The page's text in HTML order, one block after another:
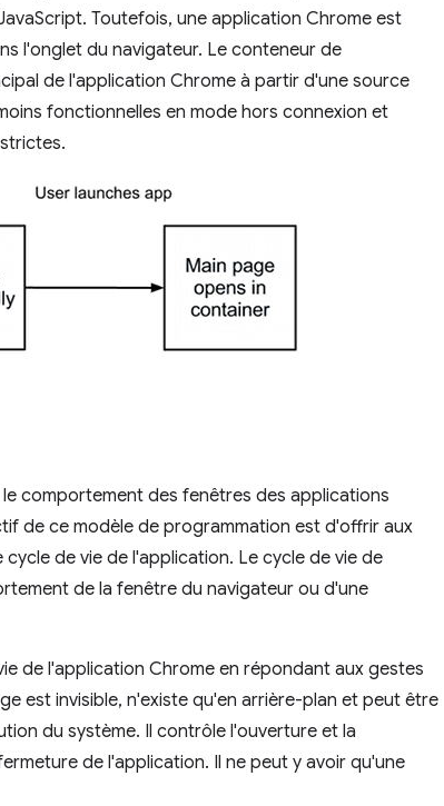
Toutefois, une application Chrome est
l'onglet du navigateur. Le conteneur de
de l'application Chrome à partir d'une source
fonctionnelles en mode hors connexion et
comportement des fenêtres des applications
de ce modèle de programmation est d'offrir aux
de vie de l'application. Le cycle de vie de
de la fenêtre du navigateur ou d'une
de l'application Chrome en répondant aux gestes
est invisible, n'existe qu'en arrière-plan et peut être
du système. Il contrôle l'ouverture et la
de l'application. Il ne peut y avoir qu'une